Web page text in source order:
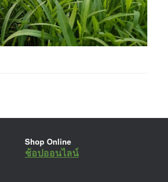
Shop Online
ช้อปออนไลน์